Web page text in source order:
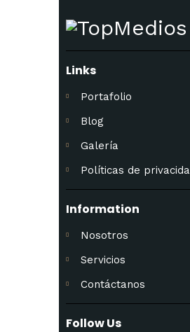
Links
Portafolio
Blog
Galería
Políticas de
Information
Nosotros
Servicios
Contáctanos
Follow Us